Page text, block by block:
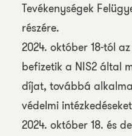
Tevékenységek
részére.
2024. október 18-tól
befizetik a NIS2 által
díjat, továbbá
védelmi
2024. október 18. és